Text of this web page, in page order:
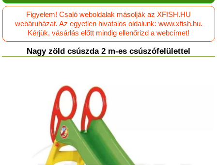
Figyelem! Csaló weboldalak másolják az XFISH.HU
webáruházat. Az egyetlen hivatalos oldalunk: www.xfish.hu.
Kérjük, vásárlás előtt mindig ellenőrizd a webcímet!
Nagy zöld csúszda 2 m-es csúszófelülettel